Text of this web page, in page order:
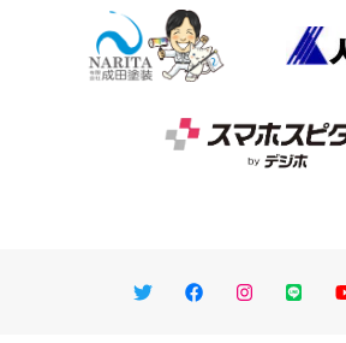
TwitterFacebookInstagram
LINE